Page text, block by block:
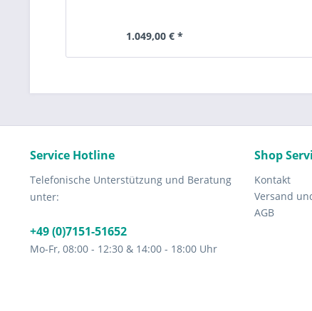
1.049,00 € *
Service Hotline
Telefonische Unterstützung und Beratung
unter:
+49 (0)7151-51652
Mo-Fr, 08:00 - 12:30 & 14:00 - 18:00 Uhr
Shop
Kontakt
Versand
AGB